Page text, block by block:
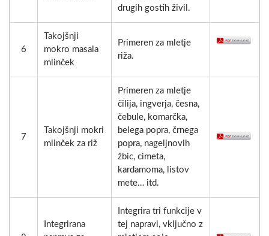
drugih gostih živil.
6
Takojšnji
mokro masala
mlinček
Primeren za mletje
riža.
7
Takojšnji mokri
mlinček za riž
Primeren za mletje
čilija, ingverja, česna,
čebule, komarčka,
belega popra, črnega
popra, nageljnovih
žbic, cimeta,
kardamoma, listov
mete… itd.
Integrirana
Integrira tri funkcije v
tej napravi, vključno z